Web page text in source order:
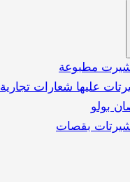
مطبوعة
عليها شعارات تجارية
بولو
بقصات